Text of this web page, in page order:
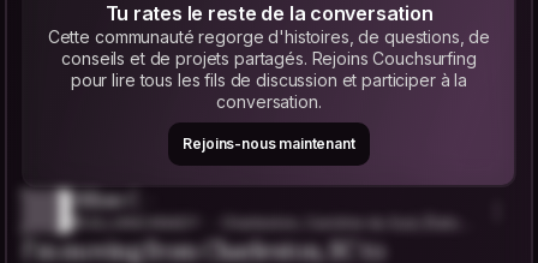
Tu rates le reste de la conversation
Cette communauté regorge d'histoires, de questions, de
conseils et de projets partagés. Rejoins Couchsurfing
pour lire tous les fils de discussion et participer à la
conversation.
Rejoins-nous maintenant
Jillian C.
nis
I'm moving from Charleston, SC to